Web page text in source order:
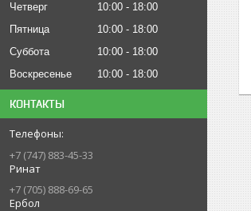
Четверг
10:00
18:00
Пятница
10:00
18:00
Суббота
10:00
18:00
Воскресенье
10:00 18:00
КОНТАКТЫ
+7 (747) 883-45-33
Ринат
+7 (705) 888-69-65
Ербол